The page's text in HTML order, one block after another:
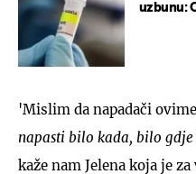
uzbunu:
'Mislim da napadači
napasti bilo kada, bilo
kaže nam Jelena koja je